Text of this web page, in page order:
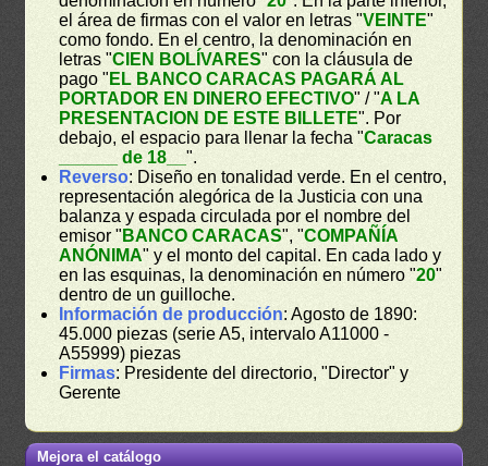
el área de firmas con el valor en letras "VEINTE"
como fondo. En el centro, la denominación en
letras "CIEN BOLÍVARES" con la cláusula de
pago " EL BANCO CARACAS PAGARÁ AL
PORTADOR EN DINERO EFECTIVO" / "A LA
PRESENTACION DE ESTE BILLETE". Por
debajo, el espacio para llenar la fecha "Caracas
______ de 18__".
Reverso: Diseño en tonalidad verde. En el centro,
representación alegórica de la Justicia con una
balanza y espada circulada por el nombre del
emisor " BANCO CARACAS", "COMPAÑÍA
ANÓNIMA" y el monto del capital. En cada lado y
en las esquinas, la denominación en número "20"
dentro de un guilloche.
Información de producción: Agosto de 1890:
45.000 piezas (serie A5, intervalo A11000 -
A55999) piezas
Firmas: Presidente del directorio, "Director" y
Gerente
Mejora el catálogo